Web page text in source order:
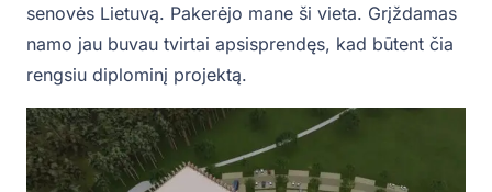
senovės Lietuvą. Pakerėjo mane ši vieta. Grįždamas
namo jau buvau tvirtai apsisprendęs, kad būtent čia
rengsiu diplominį projektą.